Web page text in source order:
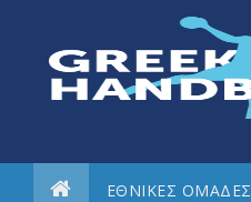
ΕΘΝΙΚΕΣ ΟΜΑΔΕΣ